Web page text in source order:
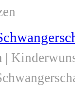
|